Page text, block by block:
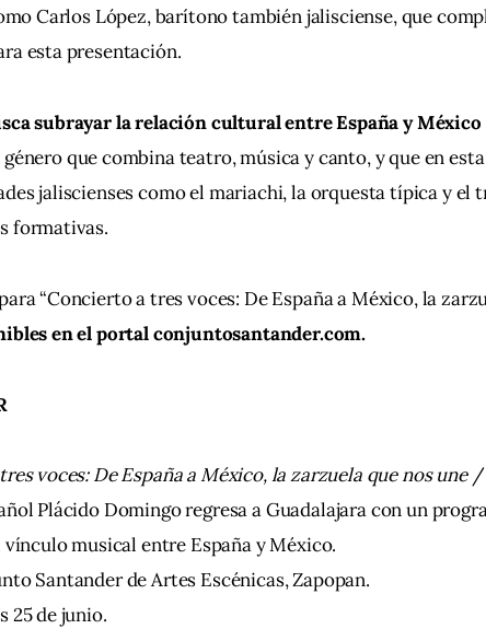
Carlos López, barítono también jalisciense, que
esta presentación.
subrayar la relación cultural entre España y México
que combina teatro, música y canto, y que en
jaliscienses como el mariachi, la orquesta típica y el
formativas.
“Concierto a tres voces: De España a México, la
en el portal conjuntosantander.com.
voces: De España a México, la zarzuela que nos une /
Plácido Domingo regresa a Guadalajara con un
vínculo musical entre España y México.
Santander de Artes Escénicas, Zapopan.
25 de junio.